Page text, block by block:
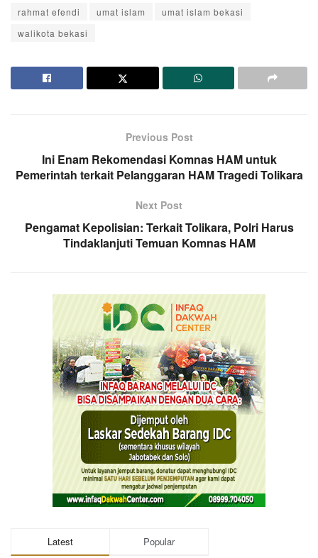
rahmat efendi
umat islam
umat islam bekasi
walikota bekasi
Previous Post
Ini Enam Rekomendasi Komnas HAM untuk
Pemerintah terkait Pelanggaran HAM Tragedi Tolikara
Next Post
Pengamat Kepolisian: Terkait Tolikara, Polri Harus
Tindaklanjuti Temuan Komnas HAM
Latest Popular